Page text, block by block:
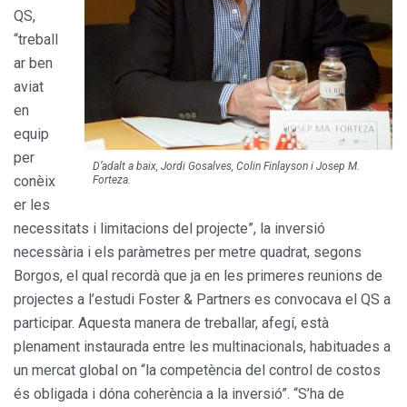
D’adalt a baix, Jordi Gosalves, Colin Finlayson i Josep M.
Forteza.
QS,
“treball
ar ben
aviat
en
equip
per
conèix
er les
necessitats i limitacions del projecte”, la inversió
necessària i els paràmetres per metre quadrat, segons
Borgos, el qual recordà que ja en les primeres reunions de
projectes a l’estudi Foster & Partners es convocava el QS a
participar. Aquesta manera de treballar, afegí, està
plenament instaurada entre les multinacionals, habituades a
un mercat global on “la competència del control de costos
és obligada i dóna coherència a la inversió”. “S’ha de